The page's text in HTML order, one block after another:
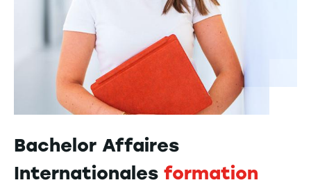
Bachelor Affaires
Internationales formation